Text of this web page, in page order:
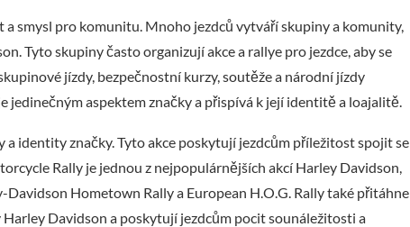
smysl pro komunitu. Mnoho jezdců vytváří skupiny a komunity,
Tyto skupiny často organizují akce a rallye pro jezdce, aby se
jízdy, bezpečnostní kurzy, soutěže a národní jízdy
jedinečným aspektem značky a přispívá k její identitě a loajalitě.
identity značky. Tyto akce poskytují jezdcům příležitost spojit se
Rally je jednou z nejpopulárnějších akcí Harley Davidson,
Hometown Rally a European H.O.G. Rally také přitáhne
Davidson a poskytují jezdcům pocit sounáležitosti a